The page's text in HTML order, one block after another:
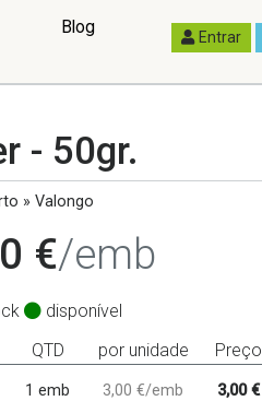
Blog Entrar
- 50gr.
» Valongo
€/emb
disponível
QTD por unidade Preço
1 emb 3,00 €/emb 3,00 €